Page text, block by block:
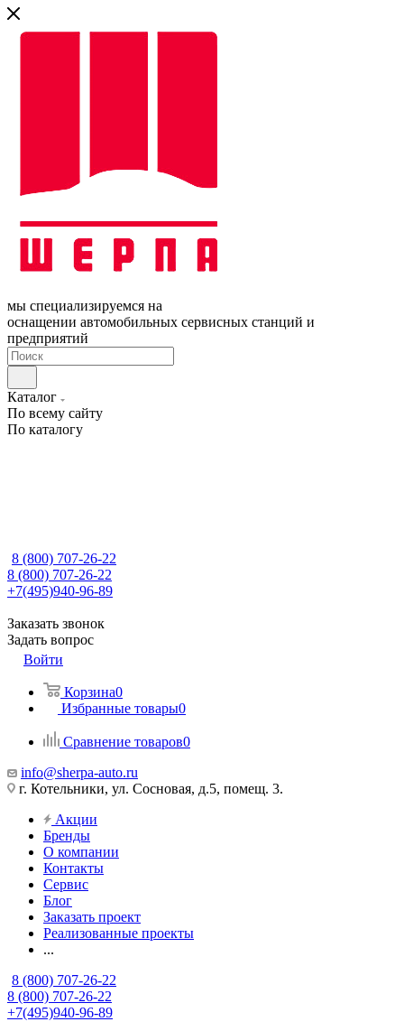
мы специализируемся на
оснащении автомобильных сервисных станций и
предприятий
Каталог
По всему сайту
По каталогу
8 (800) 707-26-22
8 (800) 707-26-22
+7(495)940-96-89
Заказать звонок
Задать вопрос
Войти
Корзина0
Избранные товары0
Сравнение товаров0
info@sherpa-auto.ru
г. Котельники, ул. Сосновая, д.5, помещ. 3.
Акции
Бренды
О компании
Контакты
Сервис
Блог
Заказать проект
Реализованные проекты
...
8 (800) 707-26-22
8 (800) 707-26-22
+7(495)940-96-89